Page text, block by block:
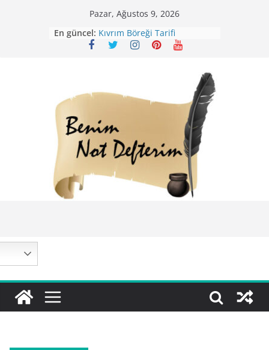
Pazar, Ağustos 9, 2026
En güncel: Kıvrım Böreği Tarifi
Karabuğday Pilavı Tarifi